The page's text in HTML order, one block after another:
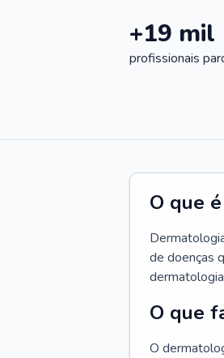
+19 mil
profissionais
O que
de doenças
O que
O